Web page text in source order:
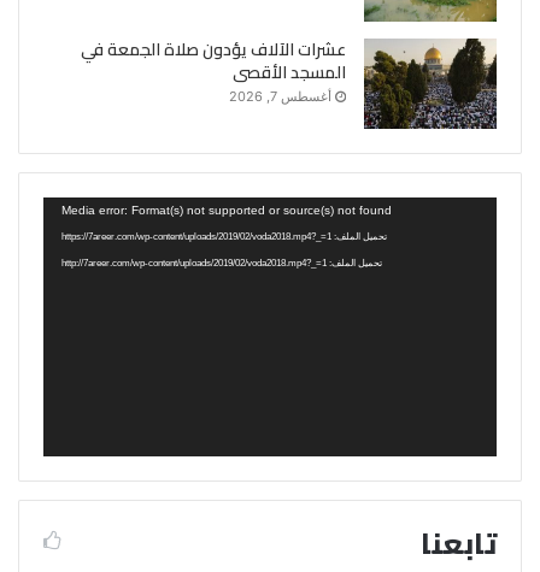
عشرات الآلاف يؤدون صلاة الجمعة في
المسجد الأقصى
أغسطس 7, 2026
Media error: Format(s) not supported or source(s) not found
تحميل الملف: https://7areer.com/wp-content/uploads/2019/02/voda2018.mp4?_=1
تحميل الملف: http://7areer.com/wp-content/uploads/2019/02/voda2018.mp4?_=1
تابعنا